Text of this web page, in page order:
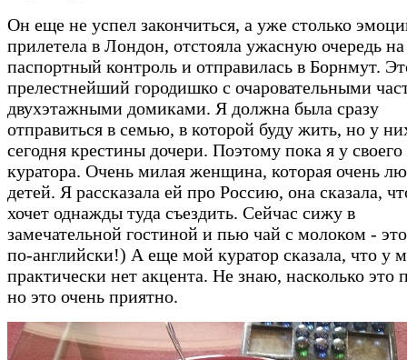
Он еще не успел закончиться, а уже столько
прилетела в Лондон, отстояла ужасную очередь на
паспортный контроль и отправилась в Борнмут.
прелестнейший городишко с очаровательными
двухэтажными домиками. Я должна была сразу
отправиться в семью, в которой буду жить, но у
сегодня крестины дочери. Поэтому пока я у своего
куратора. Очень милая женщина, которая очень
детей. Я рассказала ей про Россию, она сказала,
хочет однажды туда съездить. Сейчас сижу в
замечательной гостиной и пью чай с молоком -
по-английски!) А еще мой куратор сказала, что у
практически нет акцента. Не знаю, насколько это
но это очень приятно.